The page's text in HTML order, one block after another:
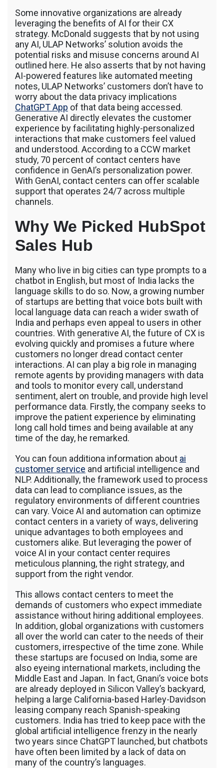
Some innovative organizations are already
leveraging the benefits of AI for their CX
strategy. McDonald suggests that by not using
any AI, ULAP Networks’ solution avoids the
potential risks and misuse concerns around AI
outlined here. He also asserts that by not having
AI-powered features like automated meeting
notes, ULAP Networks’ customers don’t have to
worry about the data privacy implications
ChatGPT App of that data being accessed.
Generative AI directly elevates the customer
experience by facilitating highly-personalized
interactions that make customers feel valued
and understood. According to a CCW market
study, 70 percent of contact centers have
confidence in GenAI’s personalization power.
With GenAI, contact centers can offer scalable
support that operates 24/7 across multiple
channels.
Why We Picked HubSpot
Sales Hub
Many who live in big cities can type prompts to a
chatbot in English, but most of India lacks the
language skills to do so. Now, a growing number
of startups are betting that voice bots built with
local language data can reach a wider swath of
India and perhaps even appeal to users in other
countries. With generative AI, the future of CX is
evolving quickly and promises a future where
customers no longer dread contact center
interactions. AI can play a big role in managing
remote agents by providing managers with data
and tools to monitor every call, understand
sentiment, alert on trouble, and provide high level
performance data. Firstly, the company seeks to
improve the patient experience by eliminating
long call hold times and being available at any
time of the day, he remarked.
You can foun additiona information about ai
customer service and artificial intelligence and
NLP. Additionally, the framework used to process
data can lead to compliance issues, as the
regulatory environments of different countries
can vary. Voice AI and automation can optimize
contact centers in a variety of ways, delivering
unique advantages to both employees and
customers alike. But leveraging the power of
voice AI in your contact center requires
meticulous planning, the right strategy, and
support from the right vendor.
This allows contact centers to meet the
demands of customers who expect immediate
assistance without hiring additional employees.
In addition, global organizations with customers
all over the world can cater to the needs of their
customers, irrespective of the time zone. While
these startups are focused on India, some are
also eyeing international markets, including the
Middle East and Japan. In fact, Gnani’s voice bots
are already deployed in Silicon Valley’s backyard,
helping a large California-based Harley-Davidson
leasing company reach Spanish-speaking
customers. India has tried to keep pace with the
global artificial intelligence frenzy in the nearly
two years since ChatGPT launched, but chatbots
have often been limited by a lack of data on
many of the country’s languages.